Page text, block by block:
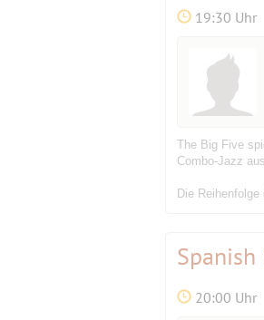
19:30 Uhr
The Big Five
Combo-Jazz
Die Reihenfolge
20:00 Uhr